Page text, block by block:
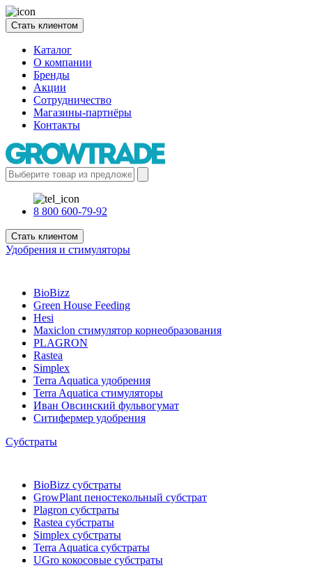
Стать клиентом
Каталог
О компании
Бренды
Акции
Сотрудничество
Магазины-партнёры
Контакты
8 800 600-79-92
Стать клиентом
Удобрения и стимуляторы
BioBizz
Green House Feeding
Hesi
Maxiclon стимулятор корнеобразования
PLAGRON
Rastea
Simplex
Terra Aquatica удобрения
Terra Aquatica стимуляторы
Иван Овсинский фульвогумат
Ситифермер удобрения
Субстраты
BioBizz cубстраты
GrowPlant пеностекольный субстрат
Plagron cубстраты
Rastea cубстраты
Simplex cубстраты
Terra Aquatica cубстраты
UGro кокосовые субстраты